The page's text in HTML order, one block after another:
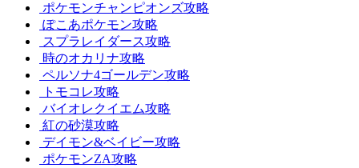
ポケモンチャンピオンズ攻略
ぽこあポケモン攻略
スプラレイダース攻略
時のオカリナ攻略
ペルソナ4ゴールデン攻略
トモコレ攻略
バイオレクイエム攻略
紅の砂漠攻略
デイモン&ベイビー攻略
ポケモンZA攻略